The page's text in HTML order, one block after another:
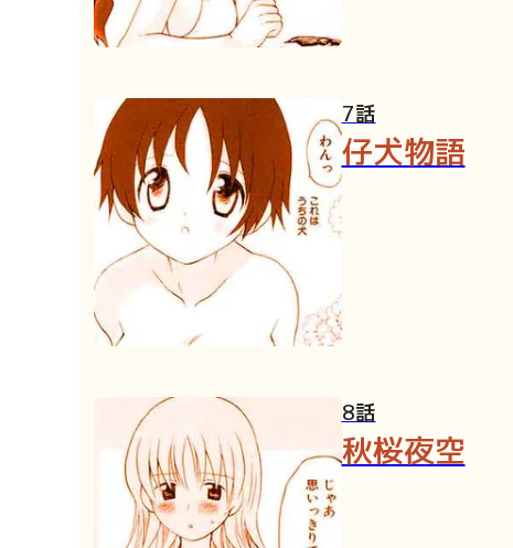
7話
仔犬物語
8話
秋桜夜空